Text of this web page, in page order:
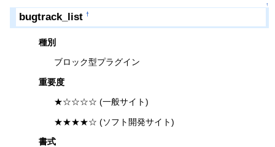
↑
bugtrack_list †
種別
ブロック型プラグイン
重要度
★☆☆☆☆ (一般サイト)
★★★★☆ (ソフト開発サイト)
書式